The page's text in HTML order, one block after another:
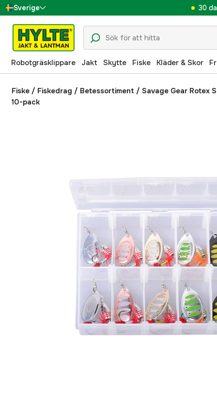
Sverige
Danmark
Suomi
Norge
Deutschland
30
Robotgräsklippare Jakt Skytte Fiske Kläder & Skor
Fiske / Fiskedrag / Betessortiment / Savage Gear Rotex
10-pack